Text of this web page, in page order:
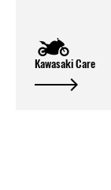
Kawasaki Care